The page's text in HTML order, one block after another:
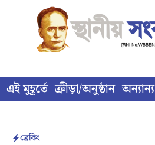
content
এই মুহূর্তে ক্রীড়া/অনুষ্ঠান অন্যান্য
ব্রেকিং